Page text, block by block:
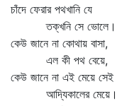
চাঁদে ফেরার পথখানি যে
তক্‌খনি সে ভোলে।
কেউ জানে না কোথায় বাসা,
এল কী পথ বেয়ে,
কেউ জানে না এই মেয়ে সেই
আদ্যিকালের মেয়ে।